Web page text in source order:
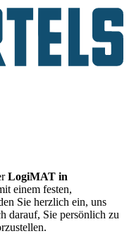
LogiMAT in
einem festen,
Sie herzlich ein, uns
darauf, Sie persönlich zu